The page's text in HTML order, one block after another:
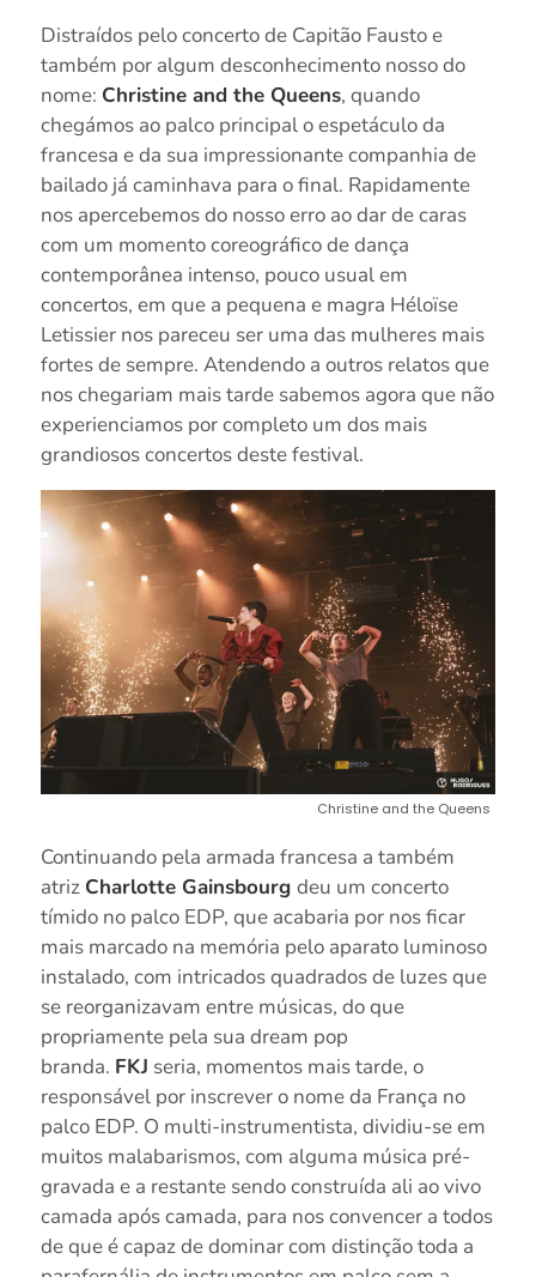
Distraídos pelo concerto de Capitão Fausto e
também por algum desconhecimento nosso do
nome: Christine and the Queens, quando
chegámos ao palco principal o espetáculo da
francesa e da sua impressionante companhia de
bailado já caminhava para o final. Rapidamente
nos apercebemos do nosso erro ao dar de caras
com um momento coreográfico de dança
contemporânea intenso, pouco usual em
concertos, em que a pequena e magra Héloïse
Letissier nos pareceu ser uma das mulheres mais
fortes de sempre. Atendendo a outros relatos que
nos chegariam mais tarde sabemos agora que não
experienciamos por completo um dos mais
grandiosos concertos deste festival.
Christine and the Queens
Continuando pela armada francesa a também
atriz Charlotte Gainsbourg deu um concerto
tímido no palco EDP, que acabaria por nos ficar
mais marcado na memória pelo aparato luminoso
instalado, com intricados quadrados de luzes que
se reorganizavam entre músicas, do que
propriamente pela sua dream pop
branda. FKJ seria, momentos mais tarde, o
responsável por inscrever o nome da França no
palco EDP. O multi-instrumentista, dividiu-se em
muitos malabarismos, com alguma música pré-
gravada e a restante sendo construída ali ao vivo
camada após camada, para nos convencer a todos
de que é capaz de dominar com distinção toda a